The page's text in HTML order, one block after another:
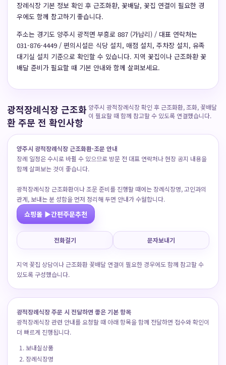
장례식장 기본 정보 확인 후 근조화환, 꽃배달, 꽃집 연결이 필요한 경
우에도 함께 참고하기 좋습니다.
주소는 경기도 양주시 광적면 부흥로 887 (가납리) / 대표 연락처는
031-876-4449 / 편의시설은 식당 설치, 매점 설치, 주차장 설치, 유족
대기실 설치 기준으로 확인할 수 있습니다. 지역 꽃집이나 근조화환 꽃
배달 준비가 필요할 때 기본 안내와 함께 살펴보세요.
광적장례식장 근조화
환 주문 전 확인사항
양주시 광적장례식장 확인 후 근조화환, 조화, 꽃배달
이 필요할 때 함께 참고할 수 있도록 연결했습니다.
양주시 광적장례식장 근조화환·조문 안내
장례 일정은 수시로 바뀔 수 있으므로 방문 전 대표 연락처나 현장 공지 내용을
함께 살펴보는 것이 좋습니다.
광적장례식장 근조화환이나 조문 준비를 진행할 때에는 장례식장명, 고인과의
관계, 보내는 분 성함을 먼저 정리해 두면 안내가 수월합니다.
쇼핑몰 ▶간편주문추천
전화걸기 문자보내기
지역 꽃집 상담이나 근조화환 꽃배달 연결이 필요한 경우에도 함께 참고할 수
있도록 구성했습니다.
광적장례식장 주문 시 전달하면 좋은 기본 항목
광적장례식장 관련 안내를 요청할 때 아래 항목을 함께 전달하면 접수와 확인이
더 빠르게 진행됩니다.
보내실상품
장례식장명